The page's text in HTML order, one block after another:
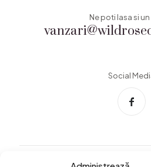
Ne poti lasa si un
Social